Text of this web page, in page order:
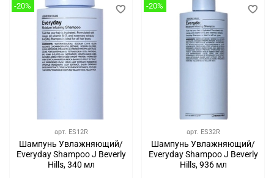
-20%
арт. ES12R
Шампунь Увлажняющий/
Everyday Shampoo J Beverly
Hills, 340 мл
-20%
арт. ES32R
Шампунь Увлажняющий/
Everyday Shampoo J Beverly
Hills, 936 мл